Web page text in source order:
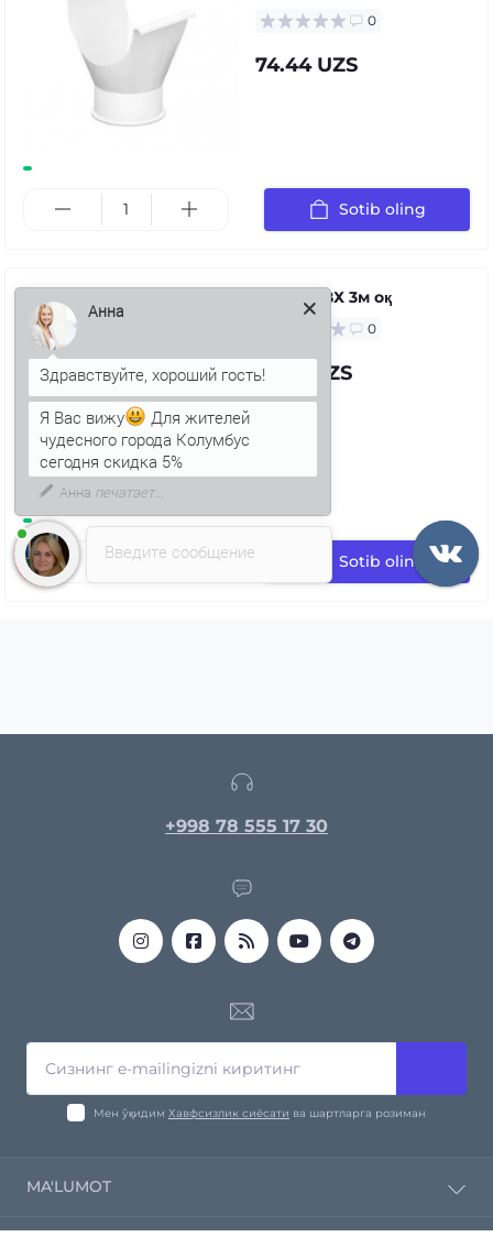
0
74.44 UZS
Sotib oling
Қувур ПВХ 3м оқ
0
71.94 UZS
Sotib oling
+998 78 555 17 30
Мен ўқидим Хавфсизлик сиёсати ва шартларга розиман
MA'LUMOT
Компания ҳақида
Введите сообщение
Здравствуйте, хороший гость!
Я Вас вижу
Для жителей
чудесного города Колумбус
сегодня скидка 5%